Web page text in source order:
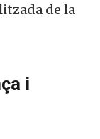
de la
i